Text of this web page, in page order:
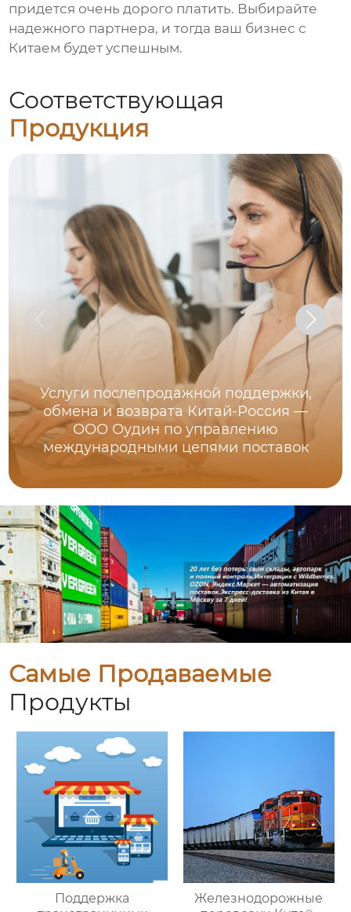
придется очень дорого платить. Выбирайте
надежного партнера, и тогда ваш бизнес с
Китаем будет успешным.
Соответствующая
Продукция
Услуги послепродажной поддержки,
обмена и возврата Китай-Россия —
ООО Оудин по управлению
международными цепями поставок
Самые Продаваемые
Продукты
Поддержка
Железнодорожные